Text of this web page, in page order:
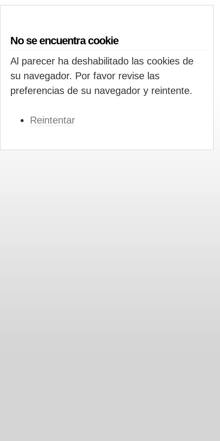
No se encuentra cookie
Al parecer ha deshabilitado las cookies de
su navegador. Por favor revise las
preferencias de su navegador y reintente.
Reintentar